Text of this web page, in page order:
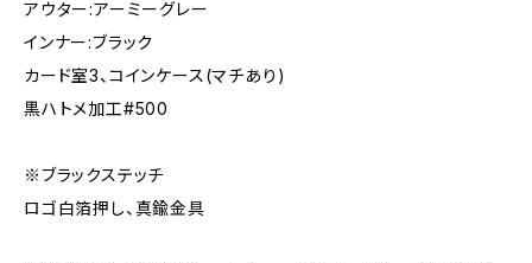
アウター:アーミーグレー
インナー:ブラック
カード室3、コインケース(マチあり)
黒ハトメ加工#500
※ブラックステッチ
ロゴ白箔押し、真鍮金具